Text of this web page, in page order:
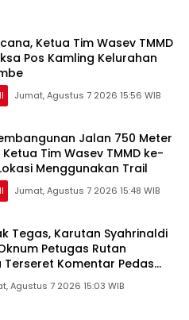
Ketua Tim Wasev TMMD
Pos Kamling Kelurahan
Jumat, Agustus 7 2026 15:56 WIB
Jalan 750 Meter
Tim Wasev TMMD ke-
Menggunakan Trail
Jumat, Agustus 7 2026 15:48 WIB
Tegas, Karutan Syahrinaldi
Petugas Rutan
Terseret Komentar Pedas
BPJS
Agustus 7 2026 15:03 WIB